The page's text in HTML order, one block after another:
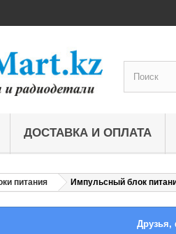
ДОСТАВКА И ОПЛАТА
питания Импульсный блок
Друзья,